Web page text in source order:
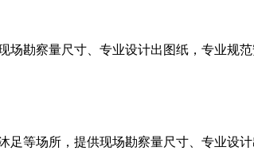
勘察量尺寸、专业设计出图纸，专业规
足等场所，提供现场勘察量尺寸、专业设